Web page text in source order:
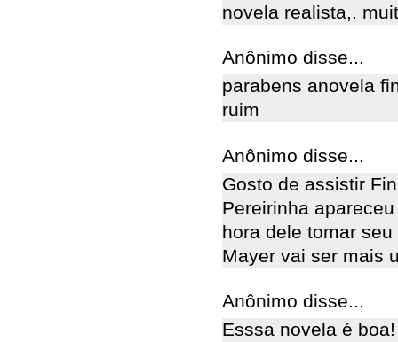
novela realista,.
Anônimo disse...
parabens anovela
ruim
Anônimo disse...
Gosto de assistir
Pereirinha
hora dele tomar
Mayer vai ser mais
Anônimo disse...
Esssa novela é